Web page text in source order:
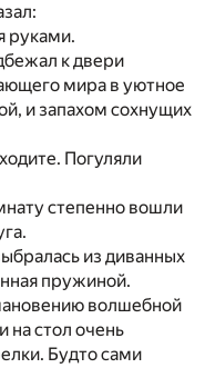
руками.
к двери
мира в уютное
и запахом сохнущих
Погуляли
степенно вошли
из диванных
пружиной.
волшебной
на стол очень
Будто сами